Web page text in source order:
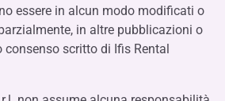
essere in alcun modo modificati o
in altre pubblicazioni o
scritto di Ifis Rental